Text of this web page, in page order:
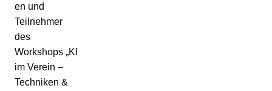
en und
Teilnehmer
des
Workshops „KI
im Verein –
Techniken &